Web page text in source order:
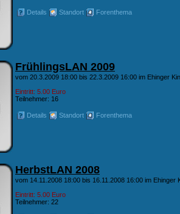
Details Standort Forenthema
FrühlingsLAN 2009
vom 20.3.2009 18:00 bis 22.3.2009 16:00 im Ehinger
Eintritt: 5.00 Euro
Teilnehmer: 16
Details Standort Forenthema
HerbstLAN 2008
vom 14.11.2008 18:00 bis 16.11.2008 16:00 im Ehinger
Eintritt: 5.00 Euro
Teilnehmer: 22